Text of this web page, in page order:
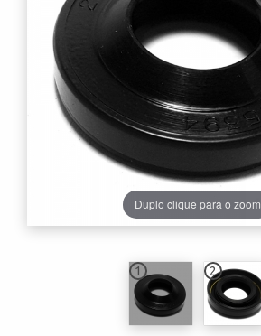
1 2
Duplo clique para o zoom